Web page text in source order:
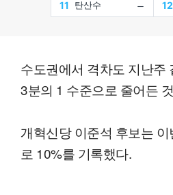
수도권에서 격차도 지난주
3분의 1 수준으로 줄어든
개혁신당 이준석 후보는
로 10%를 기록했다.